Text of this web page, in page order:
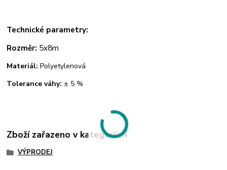
Technické parametry:
Rozměr: 5x8m
Materiál: Polyetylenová
Tolerance váhy:± 5 %
Zboží zařazeno v kategoriích
VÝPRODEJ